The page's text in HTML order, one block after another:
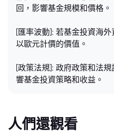
回，影響基金規模和價格。
[匯率波動]: 若基金投資海
以歐元計價的價值。
[政策法規]: 政府政策和法
響基金投資策略和收益。
人們還觀看